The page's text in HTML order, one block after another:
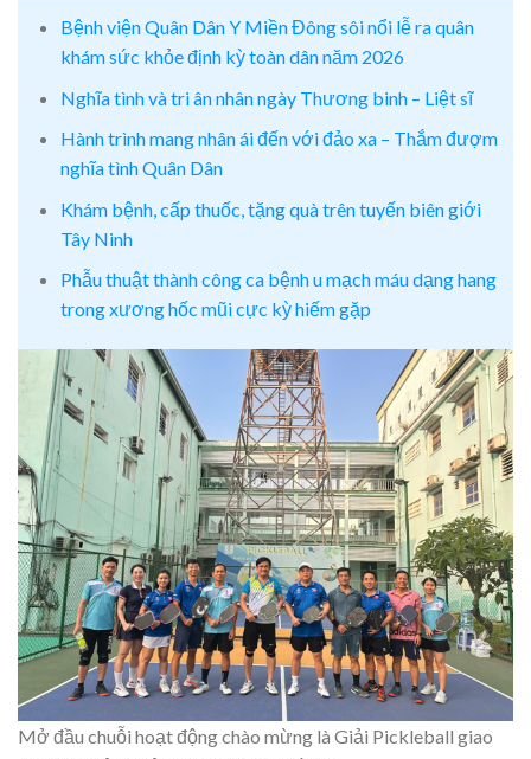
Bệnh viện Quân Dân Y Miền Đông sôi nổi lễ ra quân
khám sức khỏe định kỳ toàn dân năm 2026
Nghĩa tình và tri ân nhân ngày Thương binh – Liệt sĩ
Hành trình mang nhân ái đến với đảo xa – Thắm đượm
nghĩa tình Quân Dân
Khám bệnh, cấp thuốc, tặng quà trên tuyến biên giới
Tây Ninh
Phẫu thuật thành công ca bệnh u mạch máu dạng hang
trong xương hốc mũi cực kỳ hiếm gặp
Mở đầu chuỗi hoạt động chào mừng là Giải Pickleball giao